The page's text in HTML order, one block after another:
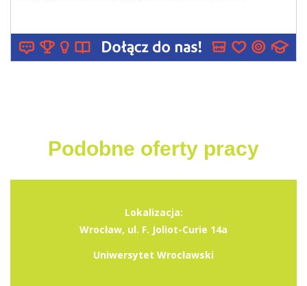
Podobne oferty pracy
Lokalizacja:
Wrocław, ul. F. Joliot-Curie 14a
Uniwersytet Wrocławski